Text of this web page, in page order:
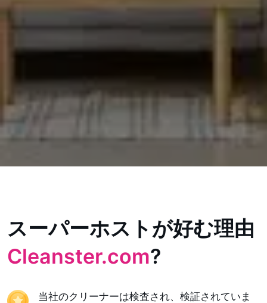
スーパーホストが好む理由
Cleanster.com?
当社のクリーナーは検査され、検証されていま